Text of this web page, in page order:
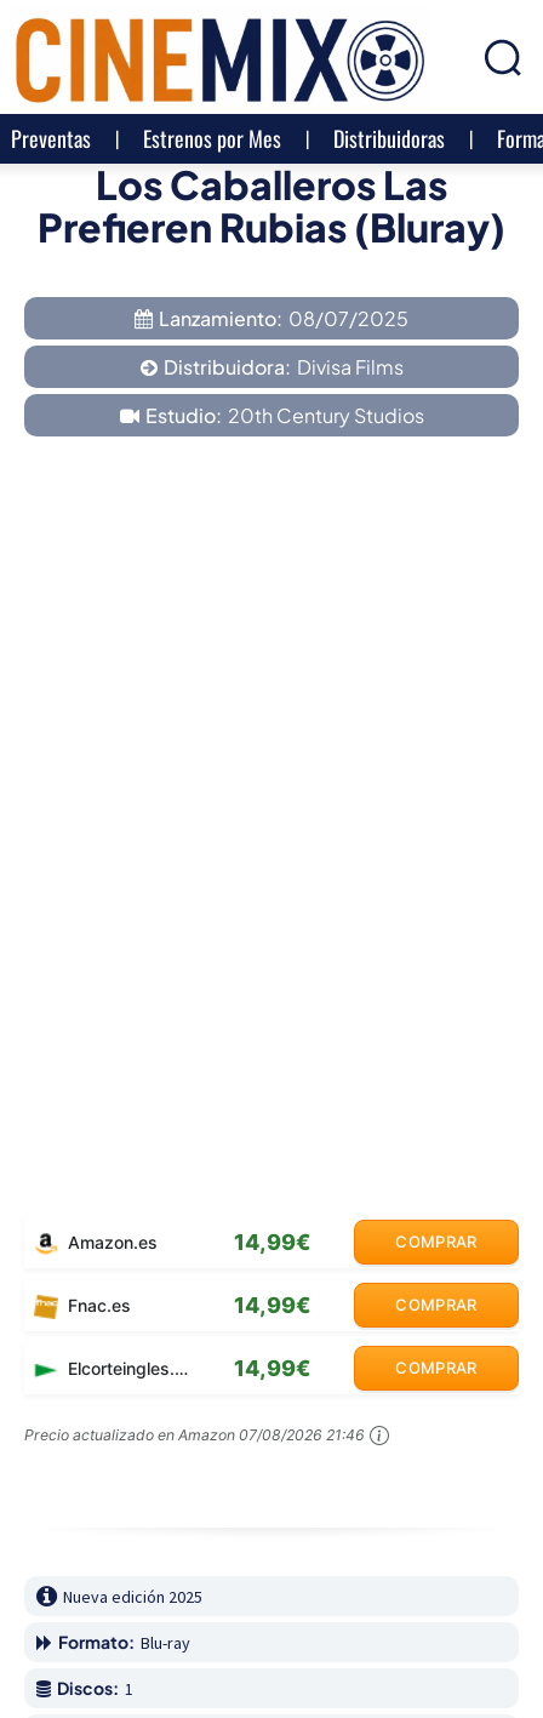
Preventas Estrenos por Mes Distribuidoras
Los Caballeros Las
Prefieren Rubias (Bluray)
Lanzamiento: 08/07/2025
Distribuidora: Divisa Films
Estudio: 20th Century Studios
Amazon.es 14,99€ COMPRAR
Fnac.es 14,99€ COMPRAR
Elcorteingles.es 14,99€ COMPRAR
Precio actualizado en Amazon 07/08/2026 21:46
Nueva edición 2025
Formato: Blu-ray
Discos: 1